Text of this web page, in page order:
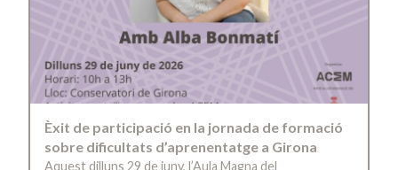
Èxit de participació en la jornada de formació
sobre dificultats d’aprenentatge a Girona
Aquest dilluns 29 de juny, l’Aula Magna del